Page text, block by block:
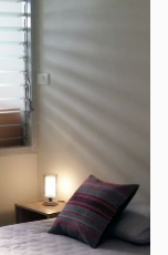
กม.
ลาซ่า 1.7 กม.